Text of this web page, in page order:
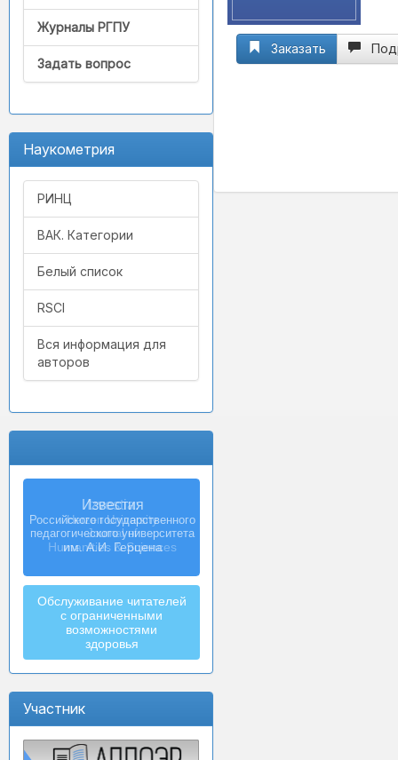
Журналы РГПУ
Задать вопрос
Наукометрия
РИНЦ
ВАК. Категории
Белый список
RSCI
Вся информация для
авторов
Izvestia:
Herzen University
Journal of
Humanities & Sciences
Обслуживание читателей
с ограниченными
возможностями
здоровья
Участник
Заказать